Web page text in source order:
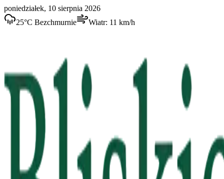
poniedziałek, 10 sierpnia 2026
25°C Bezchmurnie Wiatr: 11 km/h